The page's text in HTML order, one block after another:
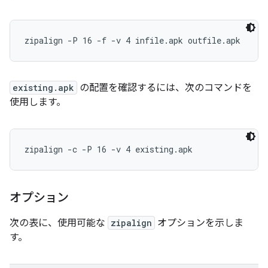
zipalign -P 16 -f -v 4 infile.apk outfile.apk
existing.apk の配置を確認するには、次のコマンドを
使用します。
zipalign -c -P 16 -v 4 existing.apk
オプション
次の表に、使用可能な zipalign オプションを示しま
す。